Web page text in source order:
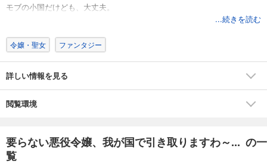
モブの小国だけども、大丈夫。
周囲の国々で追放される悪女や悪役令嬢を集めて、
...続きを読む
令嬢・聖女 ファンタジー
詳しい情報を見る
閲覧環境
要らない悪役令嬢、我が国で引き取りますわ～... の一
覧